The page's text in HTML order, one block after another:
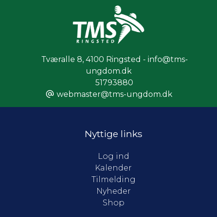
Tværalle 8, 4100 Ringsted - info@tms-
ungdom.dk
51793880
webmaster@tms-ungdom.dk
Nyttige links
Log ind
Kalender
Tilmelding
Nyheder
Shop